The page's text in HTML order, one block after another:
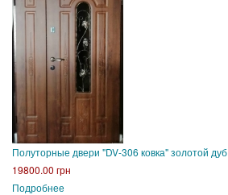
Полуторные двери "DV-306 ковка" золотой дуб
19800.00 грн
Подробнее